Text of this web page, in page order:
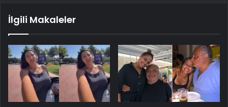
İlgili Makaleler